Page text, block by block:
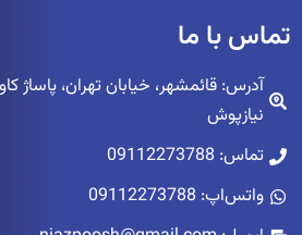
تماس با ما
نیازپوش
تماس: 09112273788
واتس‌اپ: 09112273788